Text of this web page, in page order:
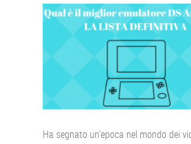
Ha segnato un’epoca nel mondo dei